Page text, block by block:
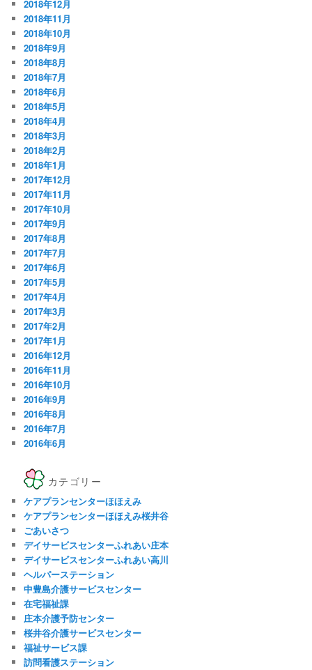
2018年12月
2018年11月
2018年10月
2018年9月
2018年8月
2018年7月
2018年6月
2018年5月
2018年4月
2018年3月
2018年2月
2018年1月
2017年12月
2017年11月
2017年10月
2017年9月
2017年8月
2017年7月
2017年6月
2017年5月
2017年4月
2017年3月
2017年2月
2017年1月
2016年12月
2016年11月
2016年10月
2016年9月
2016年8月
2016年7月
2016年6月
カテゴリー
ケアプランセンターほほえみ
ケアプランセンターほほえみ桜井谷
ごあいさつ
デイサービスセンターふれあい庄本
デイサービスセンターふれあい高川
ヘルパーステーション
中豊島介護サービスセンター
在宅福祉課
庄本介護予防センター
桜井谷介護サービスセンター
福祉サービス課
訪問看護ステーション